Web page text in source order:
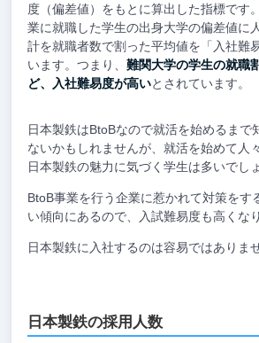
度（偏差値）をもとに算出した指標です
業に就職した学生の出身大学の偏差値に
計を就職者数で割った平均値を「入社難
います。つまり、 難関大学の学生の就職
ど、入社難易度が高いとされています。
日本製鉄はBtoBなので就活を始めるまで
ないかもしれませんが、就活を始めて人
日本製鉄の魅力に気づく学生は多いでしょ
BtoB事業を行う企業に惹かれて対策をす
い傾向にあるので、入試難易度も高くな
日本製鉄に入社するのは容易ではありませ
日本製鉄の採用人数